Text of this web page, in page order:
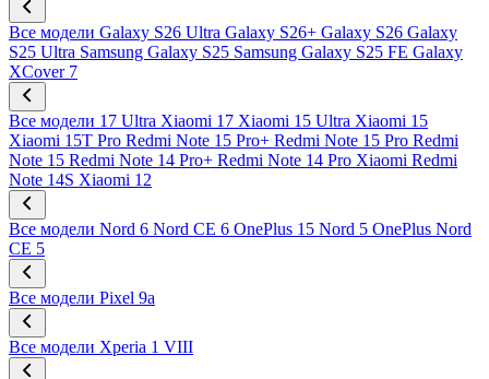
Все модели Galaxy S26 Ultra Galaxy S26+ Galaxy S26 Galaxy
S25 Ultra Samsung Galaxy S25 Samsung Galaxy S25 FE Galaxy
XCover 7
Все модели 17 Ultra Xiaomi 17 Xiaomi 15 Ultra Xiaomi 15
Xiaomi 15T Pro Redmi Note 15 Pro+ Redmi Note 15 Pro Redmi
Note 15 Redmi Note 14 Pro+ Redmi Note 14 Pro Xiaomi Redmi
Note 14S Xiaomi 12
Все модели Nord 6 Nord CE 6 OnePlus 15 Nord 5 OnePlus Nord
CE 5
Все модели Pixel 9a
Все модели Xperia 1 VIII